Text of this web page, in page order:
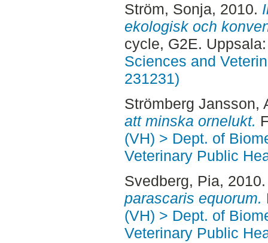
Ström, Sonja, 2010.
ekologisk och
cycle, G2E.
Sciences and
231231)
Strömberg Jansson,
att minska ornelukt.
(VH) > Dept. of
Veterinary Public
Svedberg, Pia,
parascaris equorum.
(VH) > Dept. of
Veterinary Public